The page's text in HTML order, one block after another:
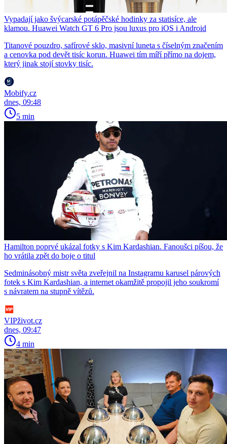
Vypadají jako švýcarské potápěčské hodinky za statisíce, ale
klamou. Huawei Watch GT 6 Pro jsou luxus pro iOS i Android
Titanové pouzdro, safírové sklo, masivní luneta s číselným značením
a cenovka pod devět tisíc korun. Huawei tím míří přímo na dojem,
který jinak stojí stovky tisíc.
Mobify.cz
dnes, 09:48
5 min
Hamilton poprvé ukázal fotky s Kim Kardashian. Fanoušci píšou, že
ho vrátila zpět do boje o titul
Sedminásobný mistr světa zveřejnil na Instagramu karusel párových
fotek s Kim Kardashian, a internet okamžitě propojil jeho soukromí
s návratem na stupně vítězů.
VIPživot.cz
dnes, 09:47
4 min